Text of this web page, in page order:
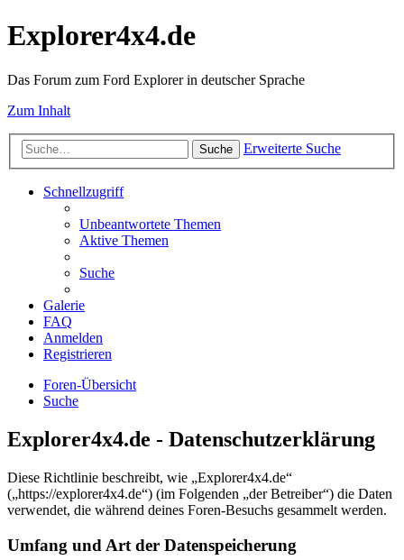
Explorer4x4.de
Das Forum zum Ford Explorer in deutscher Sprache
Zum Inhalt
Suche Erweiterte Suche
Schnellzugriff
Unbeantwortete Themen
Aktive Themen
Suche
Galerie
FAQ
Anmelden
Registrieren
Foren-Übersicht
Suche
Explorer4x4.de - Datenschutzerklärung
Diese Richtlinie beschreibt, wie „Explorer4x4.de“
(„https://explorer4x4.de“) (im Folgenden „der Betreiber“) die Daten
verwendet, die während deines Foren-Besuchs gesammelt werden.
Umfang und Art der Datenspeicherung